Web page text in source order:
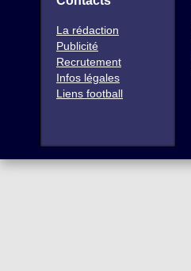
La rédaction
Publicité
Recrutement
Infos légales
Liens football